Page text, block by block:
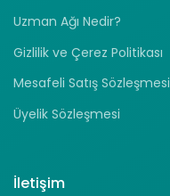
Uzman Ağı Nedir?
Gizlilik ve Çerez Politikası
Mesafeli Satış Sözleşmesi
Üyelik Sözleşmesi
İletişim